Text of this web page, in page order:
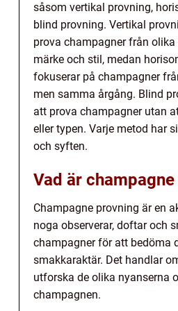
såsom vertikal provning,
blind provning. Vertikal
prova champagner från
märke och stil, medan
fokuserar på champagner
men samma årgång. Blind
att prova champagner utan
eller typen. Varje metod har
och syften.
Vad är
Champagne provning är en
noga observerar, doftar och
champagner för att bedöma
smakkaraktär. Det handlar
utforska de olika nyanserna
champagnen.